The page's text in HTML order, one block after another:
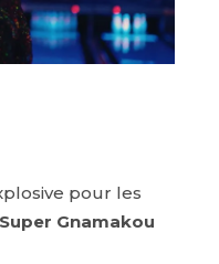
pour les
Super Gnamakou